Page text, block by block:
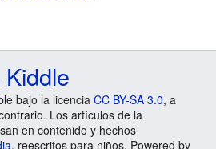
bajo la licencia CC BY-SA 3.0, a
Los artículos de la
en contenido y hechos
, reescritos para niños. Powered by